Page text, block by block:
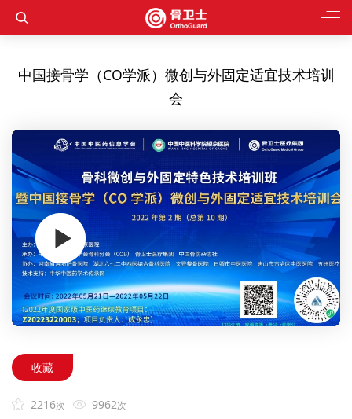
中国接骨学（CO学派）微创与外固定适宜技术培训
会
收藏
2216次 9962次